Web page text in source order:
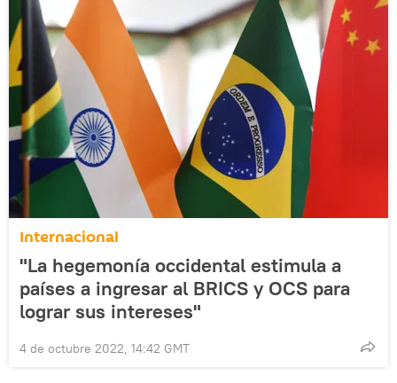
Internacional
"La hegemonía occidental estimula a
países a ingresar al BRICS y OCS para
lograr sus intereses"
4 de octubre 2022, 14:42 GMT